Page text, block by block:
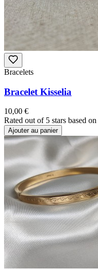
Bracelets
Bracelet Kisselia
10,00 €
Rated out of 5 stars based on
Ajouter au panier